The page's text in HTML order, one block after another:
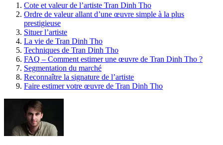
Cote et valeur de l’artiste Tran Dinh Tho
Ordre de valeur allant d’une œuvre simple à la plus
prestigieuse
Situer l’artiste
La vie de Tran Dinh Tho
Techniques de Tran Dinh Tho
FAQ – Comment estimer une œuvre de Tran Dinh Tho ?
Segmentation du marché
Reconnaître la signature de l’artiste
Faire estimer votre œuvre de Tran Dinh Tho